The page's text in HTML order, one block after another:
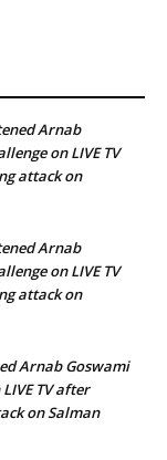
Arnab
on LIVE TV
attack on
Arnab
on LIVE TV
attack on
Arnab Goswami
TV after
on Salman